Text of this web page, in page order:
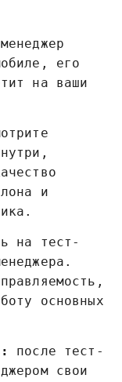
менеджер
его
на ваши
и
на тест-
основных
после тест-
свои